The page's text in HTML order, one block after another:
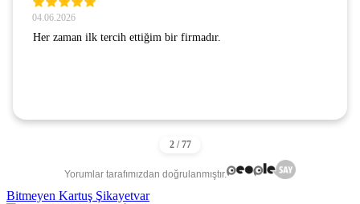
04.06.2026
Her zaman ilk tercih ettiğim bir firmadır.
Yorumlar tarafımızdan doğrulanmıştır.
Bitmeyen Kartuş Şikayetvar